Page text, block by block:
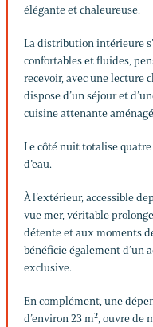
élégante et chaleureuse.
La distribution intérieure
confortables et fluides,
recevoir, avec une lecture
dispose d’un séjour et
cuisine attenante
Le côté nuit totalise
d’eau.
À l’extérieur, accessible
vue mer, véritable
détente et aux moments
bénéficie également d’un
exclusive.
En complément, une
d’environ 23 m², ouvre